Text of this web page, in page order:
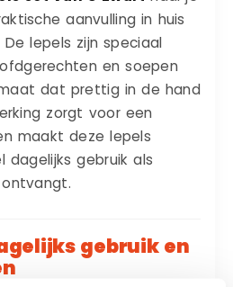
aanvulling in huis
lepels zijn speciaal
en soepen
dat prettig in de hand
zorgt voor een
maakt deze lepels
dagelijks gebruik als
gebruik en